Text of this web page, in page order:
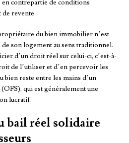
contrepartie de conditions
de revente.
du bien immobilier n’est
son logement au sens traditionnel.
d’un droit réel sur celui-ci, c’est-à-
de l’utiliser et d’en percevoir les
bien reste entre les mains d’un
qui est généralement une
lucratif.
bail réel solidaire